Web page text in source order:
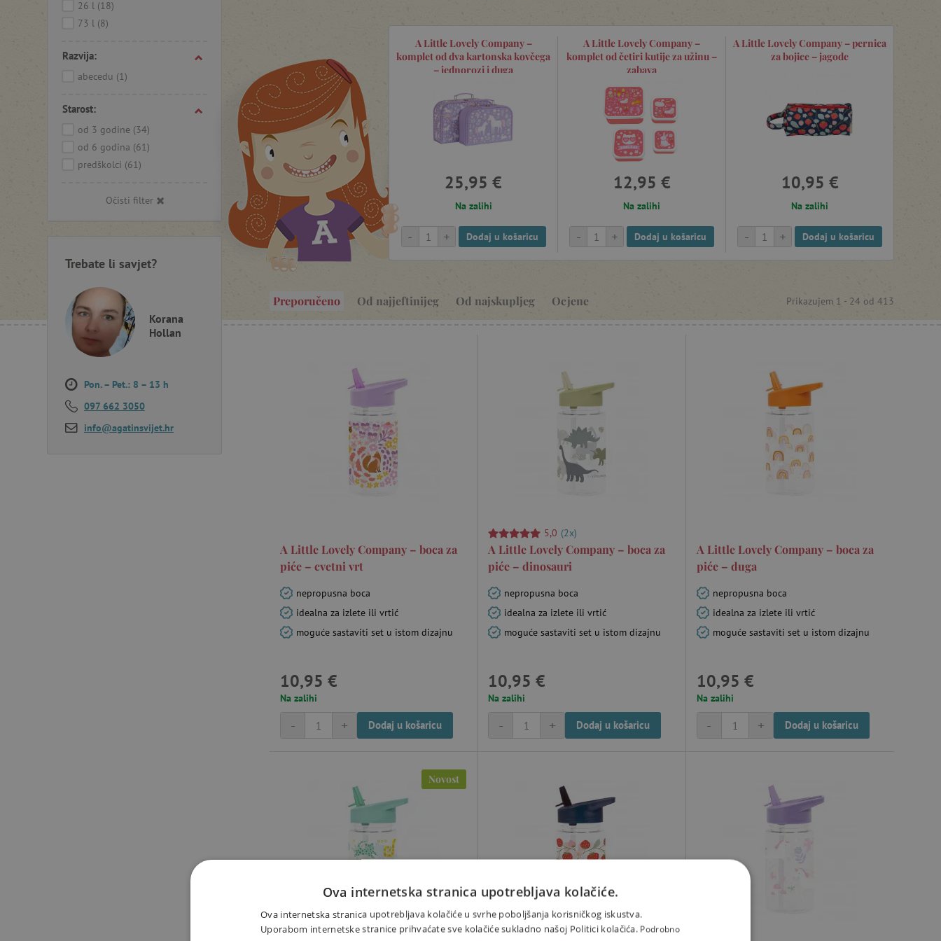
26 l (18)
73 l (8)
Razvija:
abecedu (1)
Starost:
od 3 godine (34)
od 6 godina (61)
predškolci (61)
Očisti filter
Trebate li savjet?
Korana
Hollan
Pon. – Pet.: 8 – 13 h
097 662 3050
info@agatinsvijet.hr
A Little Lovely Company –
komplet od dva kartonska kovčega
– jednorozi i duga
25,95 €
Na zalihi
+
- Dodaj u košaricu
A Little Lovely Company –
komplet od četiri kutije za užinu –
zabava
12,95 €
Na zalihi
+
- Dodaj u košaricu
A Little Lovely Company – pernica
za bojice – jagode
10,95 €
Na zalihi
+
- Dodaj u košaricu
Preporučeno Od najjeftinijeg Od najskupljeg Ocjene Prikazujem 1 - 24 od 413
A Little Lovely Company – boca za
piće – cvetni vrt
nepropusna boca
idealna za izlete ili vrtić
moguće sastaviti set u istom dizajnu
10,95 €
Na zalihi
+
- Dodaj u košaricu
5,0 (2x)
A Little Lovely Company – boca za
piće – dinosauri
nepropusna boca
idealna za izlete ili vrtić
moguće sastaviti set u istom dizajnu
10,95 €
Na zalihi
+
- Dodaj u košaricu
A Little Lovely Company – boca za
piće – duga
nepropusna boca
idealna za izlete ili vrtić
moguće sastaviti set u istom dizajnu
10,95 €
Na zalihi
+
- Dodaj u košaricu
Novost
Ova internetska stranica upotrebljava kolačiće.
Ova internetska stranica upotrebljava kolačiće u svrhe poboljšanja korisničkog iskustva.
Uporabom internetske stranice prihvaćate sve kolačiće sukladno našoj Politici kolačića. Podrobno